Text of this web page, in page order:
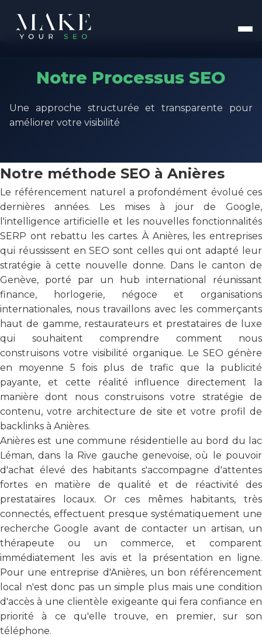
Notre Processus SEO
Une approche structurée et transparente pour
améliorer votre visibilité
Notre méthode SEO à Anières
Le référencement naturel a profondément évolué ces
dernières années. Les mises à jour de Google,
l'intelligence artificielle et les nouvelles fonctionnalités
SERP ont rebattu les cartes. À Anières, les entreprises
qui réussissent en SEO sont celles qui ont adapté leur
stratégie à cette nouvelle donne. Dans le canton de
Genève, porté par un hub international réunissant
finance, horlogerie, négoce et organisations
internationales, nous travaillons avec les commerçants
haut de gamme, restaurateurs et prestataires de luxe
qui souhaitent comprendre comment nous
construisons votre visibilité organique. Le SEO génère
en moyenne 5 fois plus de trafic que la publicité
payante, et cette réalité influence directement la
manière dont nous construisons votre stratégie de
contenu, votre architecture de site et votre profil de
backlinks à Anières.
Anières est une commune résidentielle au bord du lac
Léman, dans la Rive gauche genevoise, où le pouvoir
d'achat élevé des habitants s'accompagne d'attentes
fortes en matière de qualité et de réactivité des
prestataires locaux. Or ces mêmes habitants, très
connectés, effectuent presque systématiquement une
recherche Google avant de contacter un artisan, un
thérapeute ou un commerce, et comparent
immédiatement les avis et la présentation en ligne.
Pour une entreprise d'Anières, un bon référencement
local n'est donc pas un simple plus mais une condition
d'accès à une clientèle exigeante qui fera confiance en
priorité à ce qu'elle trouve, en premier, sur son
téléphone.